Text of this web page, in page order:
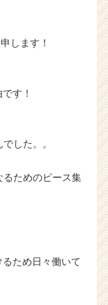
します！
す！
した。。
るためのピース集
ため日々働いて